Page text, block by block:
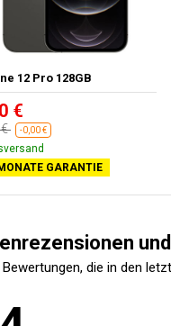
12 Pro 128GB
€
€ -0,00 €
GARANTIE
Bewertungen, die in den